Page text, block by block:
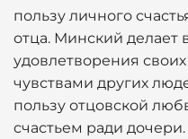
пользу личного
отца. Минский делает
удовлетворения
чувствами других
пользу отцовской
счастьем ради дочери.